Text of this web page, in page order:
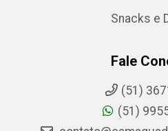
Snacks e
Fale
(51)
(51)